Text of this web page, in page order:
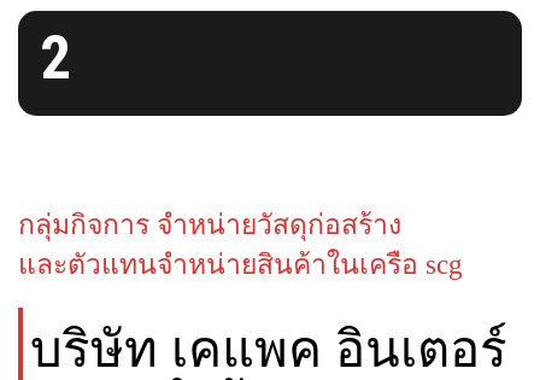
2
กลุ่มกิจการ จำหน่ายวัสดุก่อสร้าง
และตัวแทนจำหน่ายสินค้าในเครือ scg
บริษัท เคแพค อินเตอร์